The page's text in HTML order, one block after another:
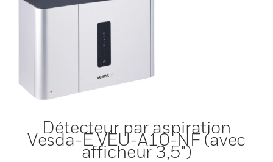
Détecteur par aspiration
Vesda-E VEU-A10-NF (avec
afficheur 3,5")